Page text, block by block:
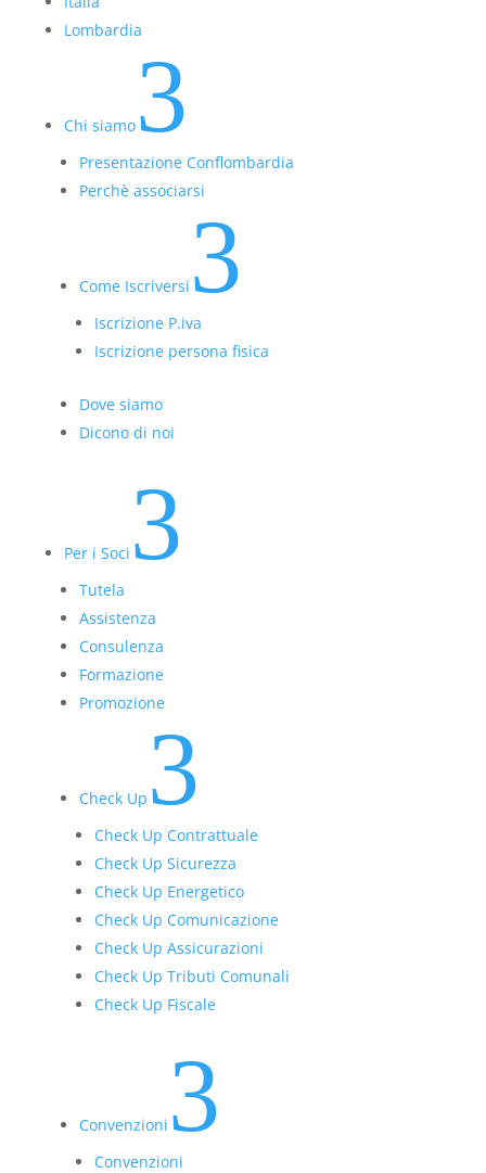
Lombardia
Chi siamo3
Presentazione Conflombardia
Perchè associarsi
Come Iscriversi 3
Iscrizione P.iva
Iscrizione persona fisica
Dove siamo
Dicono di noi
Per i Soci 3
Tutela
Assistenza
Consulenza
Formazione
Promozione
Check Up 3
Check Up Contrattuale
Check Up Sicurezza
Check Up Energetico
Check Up Comunicazione
Check Up Assicurazioni
Check Up Tributi Comunali
Check Up Fiscale
Convenzioni 3
Convenzioni